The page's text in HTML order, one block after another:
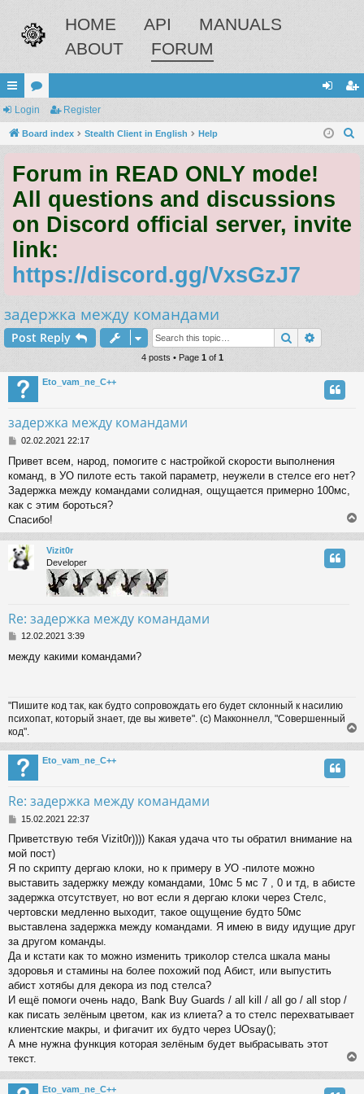
HOME API
MANUALS
ABOUT
FORUM
ui
ck
ks
or
u
s
in ist
Login Register
Board index Stealth Client in English Help
Forum in READ ONLY mode!
All questions and discussions
on Discord official server, invite
link:
https://discord.gg/VxsGzJ7
задержка между командами
Post Reply Search
4 posts • Page 1of 1
Eto_vam_ne_C++
задержка между командами
P
s
t
02.02.2021 22:17
Привет всем, народ, помогите с настройкой скорости выполнения
команд, в УО пилоте есть такой параметр, неужели в стелсе его нет?
Задержка между командами солидная, ощущается примерно 100мс,
как с этим бороться?
Спасибо!
o
p
Vizit0r
Developer
Re: задержка между командами
P
s
12.02.2021 3:39
между какими командами?
"Пишите код так, как будто сопровождать его будет склонный к насилию
психопат, который знает, где вы живете". (с) Макконнелл, "Совершенный
код".
o
p
Eto_vam_ne_C++
Re: задержка между командами
P
s
t
15.02.2021 22:37
Приветствую тебя Vizit0r)))) Какая удача что ты обратил внимание на
мой пост)
Я по скрипту дергаю клоки, но к примеру в УО -пилоте можно
выставить задержку между командами, 10мс 5 мс 7 , 0 и тд, в абисте
задержка отсутствует, но вот если я дергаю клоки через Стелс,
чертовски медленно выходит, такое ощущение будто 50мс
выставлена задержка между командами. Я имею в виду идущие друг
за другом команды.
Да и кстати как то можно изменить триколор стелса шкала маны
здоровья и стамины на более похожий под Абист, или выпустить
абист хотябы для декора из под стелса?
И ещё помоги очень надо, Bank Buy Guards / all kill / all go / all stop /
как писать зелёным цветом, как из клиета? а то стелс перехватывает
клиентские макры, и фигачит их будто через UOsay();
А мне нужна функция которая зелёным будет выбрасывать этот
текст.
o
p
Eto_vam_ne_C++